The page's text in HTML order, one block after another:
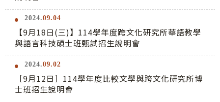
2024.09.04
【9月18日(三)】114學年度跨文化研究所華語教學
與語言科技碩士班甄試招生說明會
2024.09.02
［9月12日］114學年度比較文學與跨文化研究所博
士班招生說明會